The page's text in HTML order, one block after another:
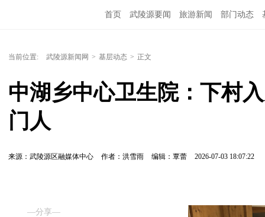
首页 武陵源要闻 旅游新闻 部门动态
当前位置: 武陵源新闻网 > 基层动态 > 正文
中湖乡中心卫生院：下村
门人
来源：武陵源区融媒体中心 作者：洪雪雨 编辑：覃蕾 2026-07-03 18:07:22
—分享—